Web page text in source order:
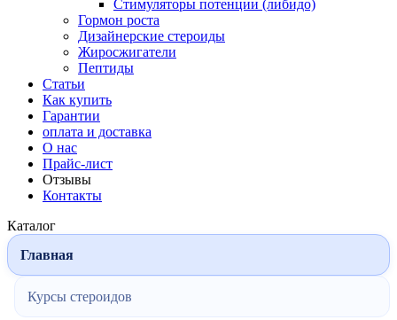
Стимуляторы потенции (либидо)
Гормон роста
Дизайнерские стероиды
Жиросжигатели
Пептиды
Статьи
Как купить
Гарантии
оплата и доставка
О нас
Прайс-лист
Отзывы
Контакты
Каталог
Главная
Курсы стероидов